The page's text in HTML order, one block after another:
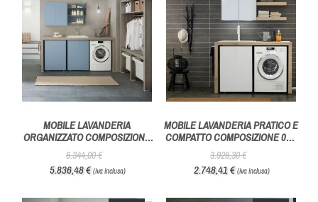
MOBILE LAVANDERIA
ORGANIZZATO COMPOSIZIONE
WASH 01- AZZURRA BAGNI
6.344,00 €
5.836,48 €(iva inclusa)
MOBILE LAVANDERIA PRATICO E
COMPATTO COMPOSIZIONE 04 -
AZZURRA BAGNI
3.926,30 €
2.748,41 €(iva inclusa)